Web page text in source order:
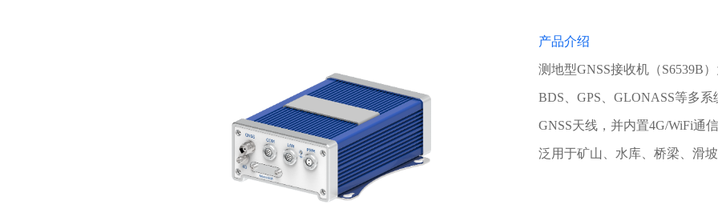
产品介绍
测地型GNSS接收机（S6539B
BDS、GPS、GLONASS等多
GNSS天线，并内置4G/WiFi通
泛用于矿山、水库、桥梁、滑